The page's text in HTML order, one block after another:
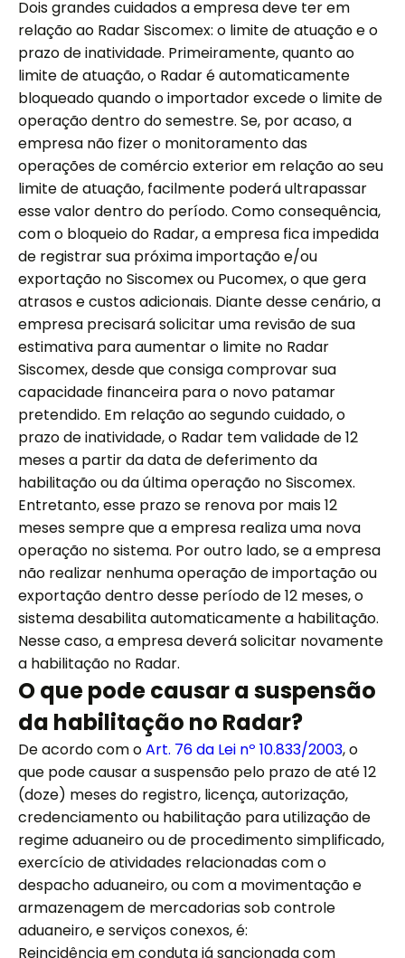
Dois grandes cuidados a empresa deve ter em
relação ao Radar Siscomex: o limite de atuação e o
prazo de inatividade. Primeiramente, quanto ao
limite de atuação, o Radar é automaticamente
bloqueado quando o importador excede o limite de
operação dentro do semestre. Se, por acaso, a
empresa não fizer o monitoramento das
operações de comércio exterior em relação ao seu
limite de atuação, facilmente poderá ultrapassar
esse valor dentro do período. Como consequência,
com o bloqueio do Radar, a empresa fica impedida
de registrar sua próxima importação e/ou
exportação no Siscomex ou Pucomex, o que gera
atrasos e custos adicionais. Diante desse cenário, a
empresa precisará solicitar uma revisão de sua
estimativa para aumentar o limite no Radar
Siscomex, desde que consiga comprovar sua
capacidade financeira para o novo patamar
pretendido. Em relação ao segundo cuidado, o
prazo de inatividade, o Radar tem validade de 12
meses a partir da data de deferimento da
habilitação ou da última operação no Siscomex.
Entretanto, esse prazo se renova por mais 12
meses sempre que a empresa realiza uma nova
operação no sistema. Por outro lado, se a empresa
não realizar nenhuma operação de importação ou
exportação dentro desse período de 12 meses, o
sistema desabilita automaticamente a habilitação.
Nesse caso, a empresa deverá solicitar novamente
a habilitação no Radar.
O que pode causar a suspensão
da habilitação no Radar?
De acordo com oArt. 76 da Lei nº 10.833/2003, o
que pode causar a suspensão pelo prazo de até 12
(doze) meses do registro, licença, autorização,
credenciamento ou habilitação para utilização de
regime aduaneiro ou de procedimento simplificado,
exercício de atividades relacionadas com o
despacho aduaneiro, ou com a movimentação e
armazenagem de mercadorias sob controle
aduaneiro, e serviços conexos, é:
Reincidência em conduta já sancionada com